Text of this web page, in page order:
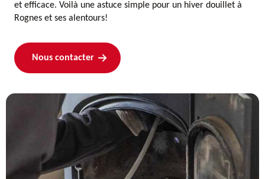
et efficace. Voilà une astuce simple pour un hiver douillet à
Rognes et ses alentours!
Nous contacter